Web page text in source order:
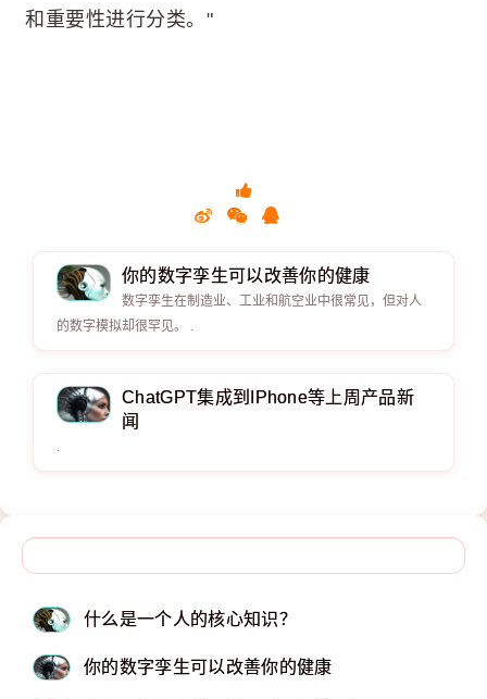
和重要性进行分类。"
你的数字孪生可以改善你的健康
数字孪生在制造业、工业和航空业中很常见，但对人
的数字模拟却很罕见。 .
ChatGPT集成到IPhone等上周产品新
闻
.
什么是一个人的核心知识？
你的数字孪生可以改善你的健康